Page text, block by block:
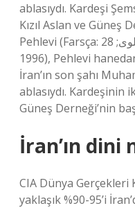
ablasıydı. Kardeşi
Kızıl Aslan ve Güneş
Pehlevi (Farsça: شمس پهلوی; 28 Ekim 1917 – 29 Şubat
1996), Pehlevi
İran’ın son şahı
ablasıydı. Kardeşinin
Güneş Derneği’nin
İran’ın dini
CIA Dünya Gerçekleri
yaklaşık %90-95’i